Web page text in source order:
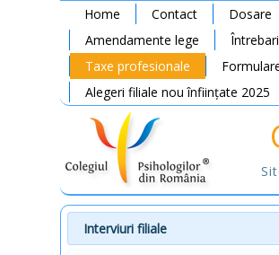
Home Contact Dosare
Amendamente lege
Taxe profesionale
Alegeri filiale nou înființate 2025
Interviuri filiale